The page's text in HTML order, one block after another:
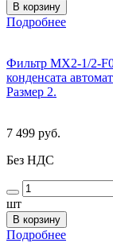
В корзину
Подробнее
Фильтр MX2-1/2-
конденсата
Размер 2.
7 499 руб.
Без НДС
шт
В корзину
Подробнее